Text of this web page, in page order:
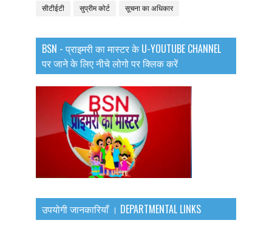
सीटीईटी सुप्रीम कोर्ट सूचना का अधिकार
BSN - प्राइमरी का मास्टर के U-YOUTUBE CHANNEL
पर जाने के लिए नीचे लोगो पर क्लिक करें
उपयोगी जानकारियाँ । DEPARTMENTAL LINKS